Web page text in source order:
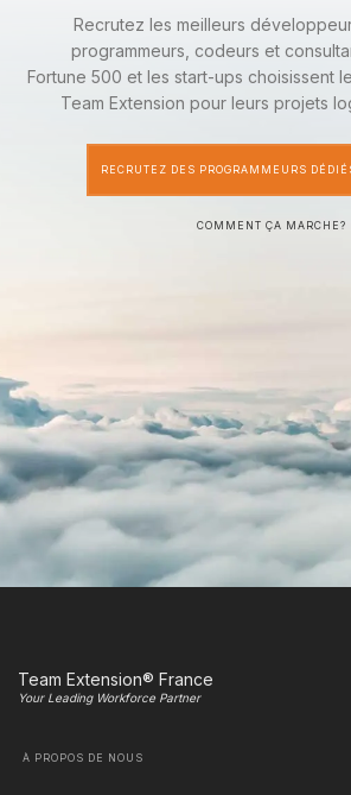
Recrutez les meilleurs
programmeurs, codeurs et
Fortune 500 et les start-ups choisissent
Team Extension pour leurs projets
RECRUTEZ DES PROGRAMMEURS
COMMENT ÇA MARCHE?
Team Extension® France
Your Leading Workforce Partner
À PROPOS DE NOUS